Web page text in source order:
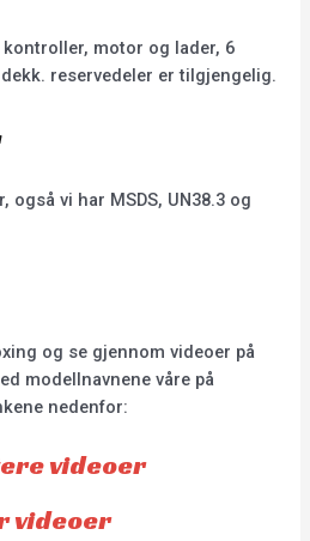
motor og lader, 6
reservedeler er tilgjengelig.
også vi har MSDS, UN38.3 og
og se gjennom videoer på
modellnavnene våre på
nedenfor:
videoer
videoer